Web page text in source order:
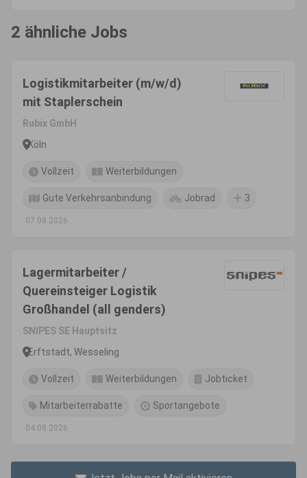
2 ähnliche Jobs
Logistikmitarbeiter (m/w/d)
mit Staplerschein
Rubix GmbH
Köln
Vollzeit Weiterbildungen
Gute Verkehrsanbindung Jobrad 3
07.08.2026
Lagermitarbeiter /
Quereinsteiger Logistik
Großhandel (all genders)
SNIPES SE Hauptsitz
Erftstadt, Wesseling
Vollzeit Weiterbildungen Jobticket
Mitarbeiterrabatte Sportangebote
04.08.2026